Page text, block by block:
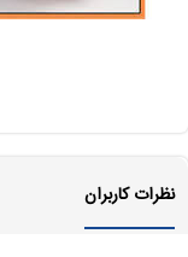
نظرات کاربران